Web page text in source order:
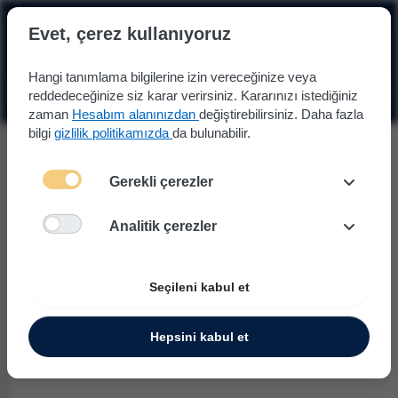
☰
Evet, çerez kullanıyoruz
Hangi tanımlama bilgilerine izin vereceğinize veya
reddedeceğinize siz karar verirsiniz. Kararınızı istediğiniz
zaman Hesabım alanınızdan değiştirebilirsiniz. Daha fazla
bilgi gizlilik politikamızda da bulunabilir.
Gerekli çerezler
Analitik çerezler
Seçileni kabul et
Hepsini kabul et